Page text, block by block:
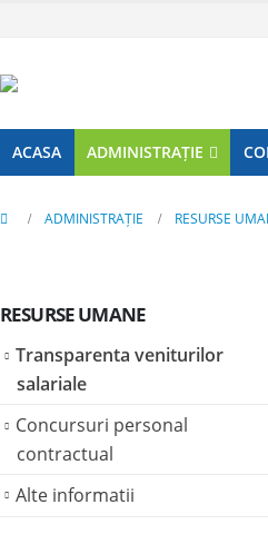
ACASA ADMINISTRAȚIE
ADMINISTRAȚIE RESURSE
RESURSE UMANE
Transparenta veniturilor
salariale
Concursuri personal
contractual
Alte informatii